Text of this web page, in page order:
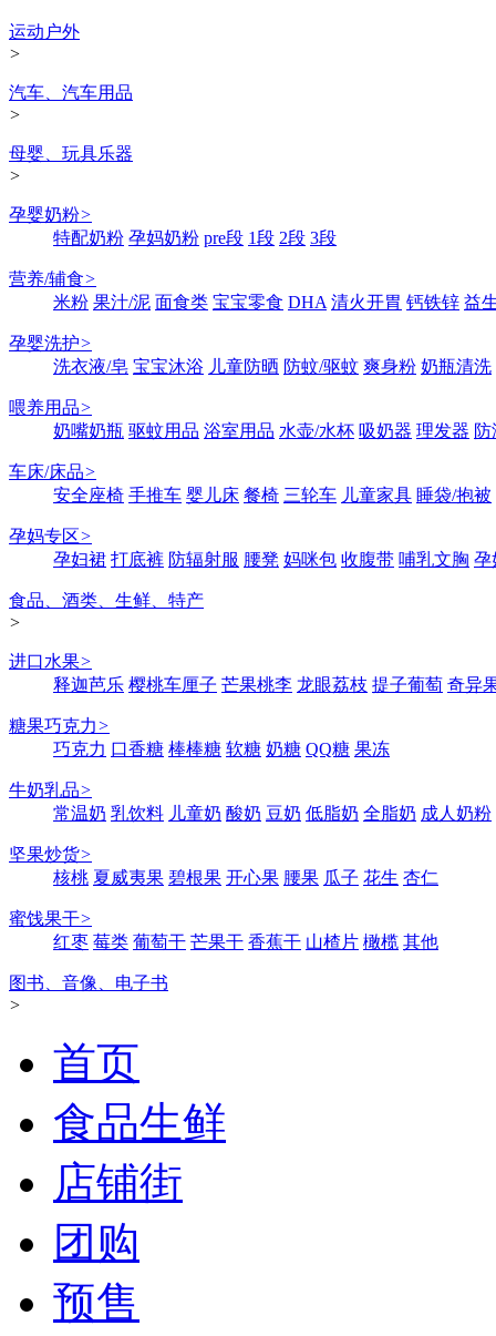
运动户外
>
汽车、汽车用品
>
母婴、玩具乐器
>
孕婴奶粉>
特配奶粉 孕妈奶粉 pre段 1段 2段 3段
营养/辅食>
米粉 果汁/泥 面食类 宝宝零食 DHA 清火开胃 钙铁锌 益
孕婴洗护>
洗衣液/皂 宝宝沐浴 儿童防晒 防蚊/驱蚊 爽身粉 奶瓶清洗
喂养用品>
奶嘴奶瓶 驱蚊用品 浴室用品 水壶/水杯 吸奶器 理发器
车床/床品>
安全座椅 手推车 婴儿床 餐椅 三轮车 儿童家具 睡袋/抱被
孕妈专区>
孕妇裙 打底裤 防辐射服 腰凳 妈咪包 收腹带 哺乳文胸 孕
食品、酒类、生鲜、特产
>
进口水果>
释迦芭乐 樱桃车厘子 芒果桃李 龙眼荔枝 提子葡萄 奇异
糖果巧克力>
巧克力 口香糖 棒棒糖 软糖 奶糖 QQ糖 果冻
牛奶乳品>
常温奶 乳饮料 儿童奶 酸奶 豆奶 低脂奶 全脂奶 成人奶粉
坚果炒货>
核桃 夏威夷果 碧根果 开心果 腰果 瓜子 花生 杏仁
蜜饯果干>
红枣 莓类 葡萄干 芒果干 香蕉干 山楂片 橄榄 其他
图书、音像、电子书
>
首页
食品生鲜
店铺街
团购
预售